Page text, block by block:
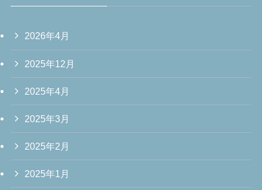
2026年4月
2025年12月
2025年4月
2025年3月
2025年2月
2025年1月